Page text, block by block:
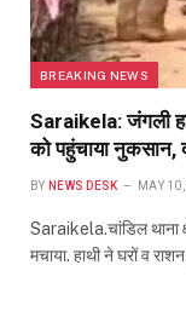
BREAKING NEWS
Saraikela: जंगली
को पहुंचाया नुकसान,
BY NEWS DESK MAY
Saraikela.चांडिल थाना
मचाया. हाथी ने घरों व